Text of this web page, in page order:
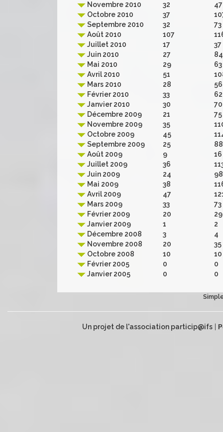
Novembre 2010
32
47
Octobre 2010
37
Septembre 2010
32
73
Août 2010
107
Juillet 2010
17
37
Juin 2010
27
84
Mai 2010
29
63
Avril 2010
51
Mars 2010
28
56
Février 2010
33
62
Janvier 2010
30
70
Décembre 2009
21
75
Novembre 2009
35
Octobre 2009
45
Septembre 2009
25
88
Août 2009
9
16
Juillet 2009
36
Juin 2009
24
98
Mai 2009
38
Avril 2009
47
Mars 2009
33
73
Février 2009
20
29
Janvier 2009
1
2
Décembre 2008
3
4
Novembre 2008
20
35
Octobre 2008
10
10
Février 2005
0
0
Janvier 2005
0 0
Un projet de l'association particip@ifs